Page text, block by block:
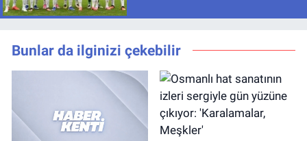
Bunlar da ilginizi çekebilir